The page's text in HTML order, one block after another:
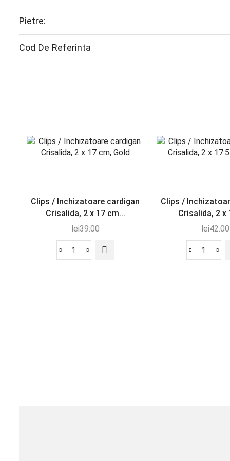
Pietre:
Cod De Referinta
Clips / Inchizatoare cardigan
Crisalida, 2 x 17 cm...
lei39.00
Clips /
Crisalida, 2 x
lei42.00